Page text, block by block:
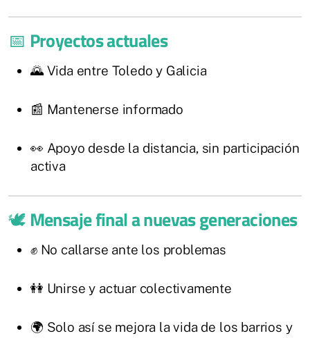
📅 Proyectos actuales
🌄 Vida entre Toledo y Galicia
📰 Mantenerse informado
👀 Apoyo desde la distancia, sin participación
activa
🕊️ Mensaje final a nuevas generaciones
✊ No callarse ante los problemas
👭 Unirse y actuar colectivamente
🌍 Solo así se mejora la vida de los barrios y